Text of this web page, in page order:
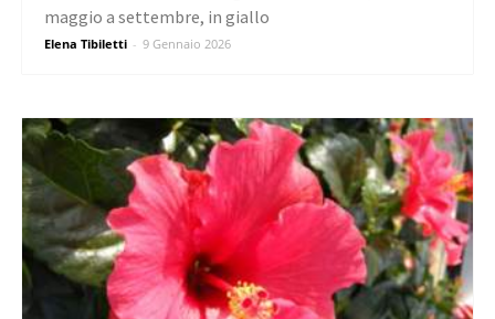
Elena Tibiletti - 9 Gennaio 2026
maggio a settembre, in giallo